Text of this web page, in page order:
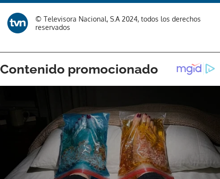
© Televisora Nacional, S.A 2024, todos los derechos
reservados